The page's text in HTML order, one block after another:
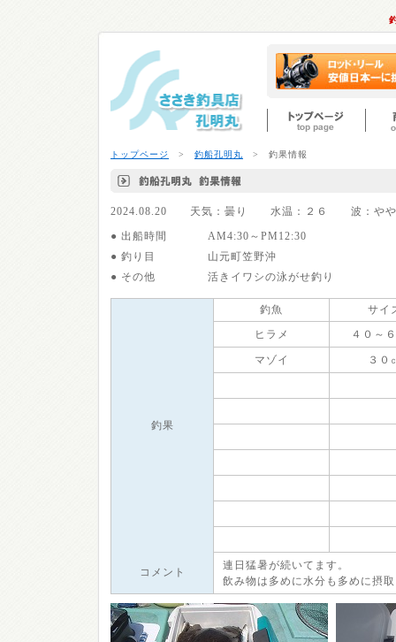
トップページ > 釣船孔明丸 > 釣果情報
2024.08.20 天気：曇り 水温：２６ 波：や
● 出船時間
AM4:30～PM12:30
● 釣り目
山元町笠野沖
● その他
活きイワシの泳がせ釣り
釣果
釣魚
サイ
ヒラメ
４０～
マゾイ ３０
コメント
連日猛暑が続いてます。
飲み物は多めに水分も多めに摂